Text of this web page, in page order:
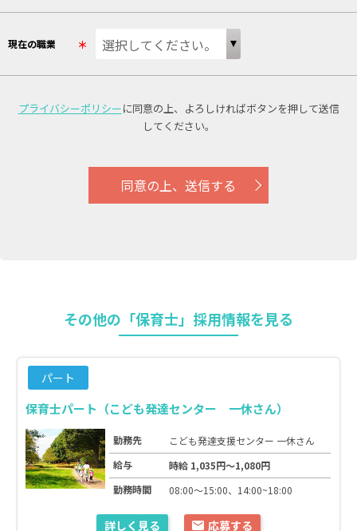
現在の職業 ＊
プライバシーポリシーに同意の上、 よろしければボタンを押して送信
してください。
同意の上、送信する
その他の「保育士」採用情報を見る
パート
保育士パート（こども発達センター 一休さん）
勤務先
こども発達支援センター 一休さん
給与
時給 1,035円～1,080円
勤務時間
08:00～15:00、14:00~18:00
詳しく見る 応募する